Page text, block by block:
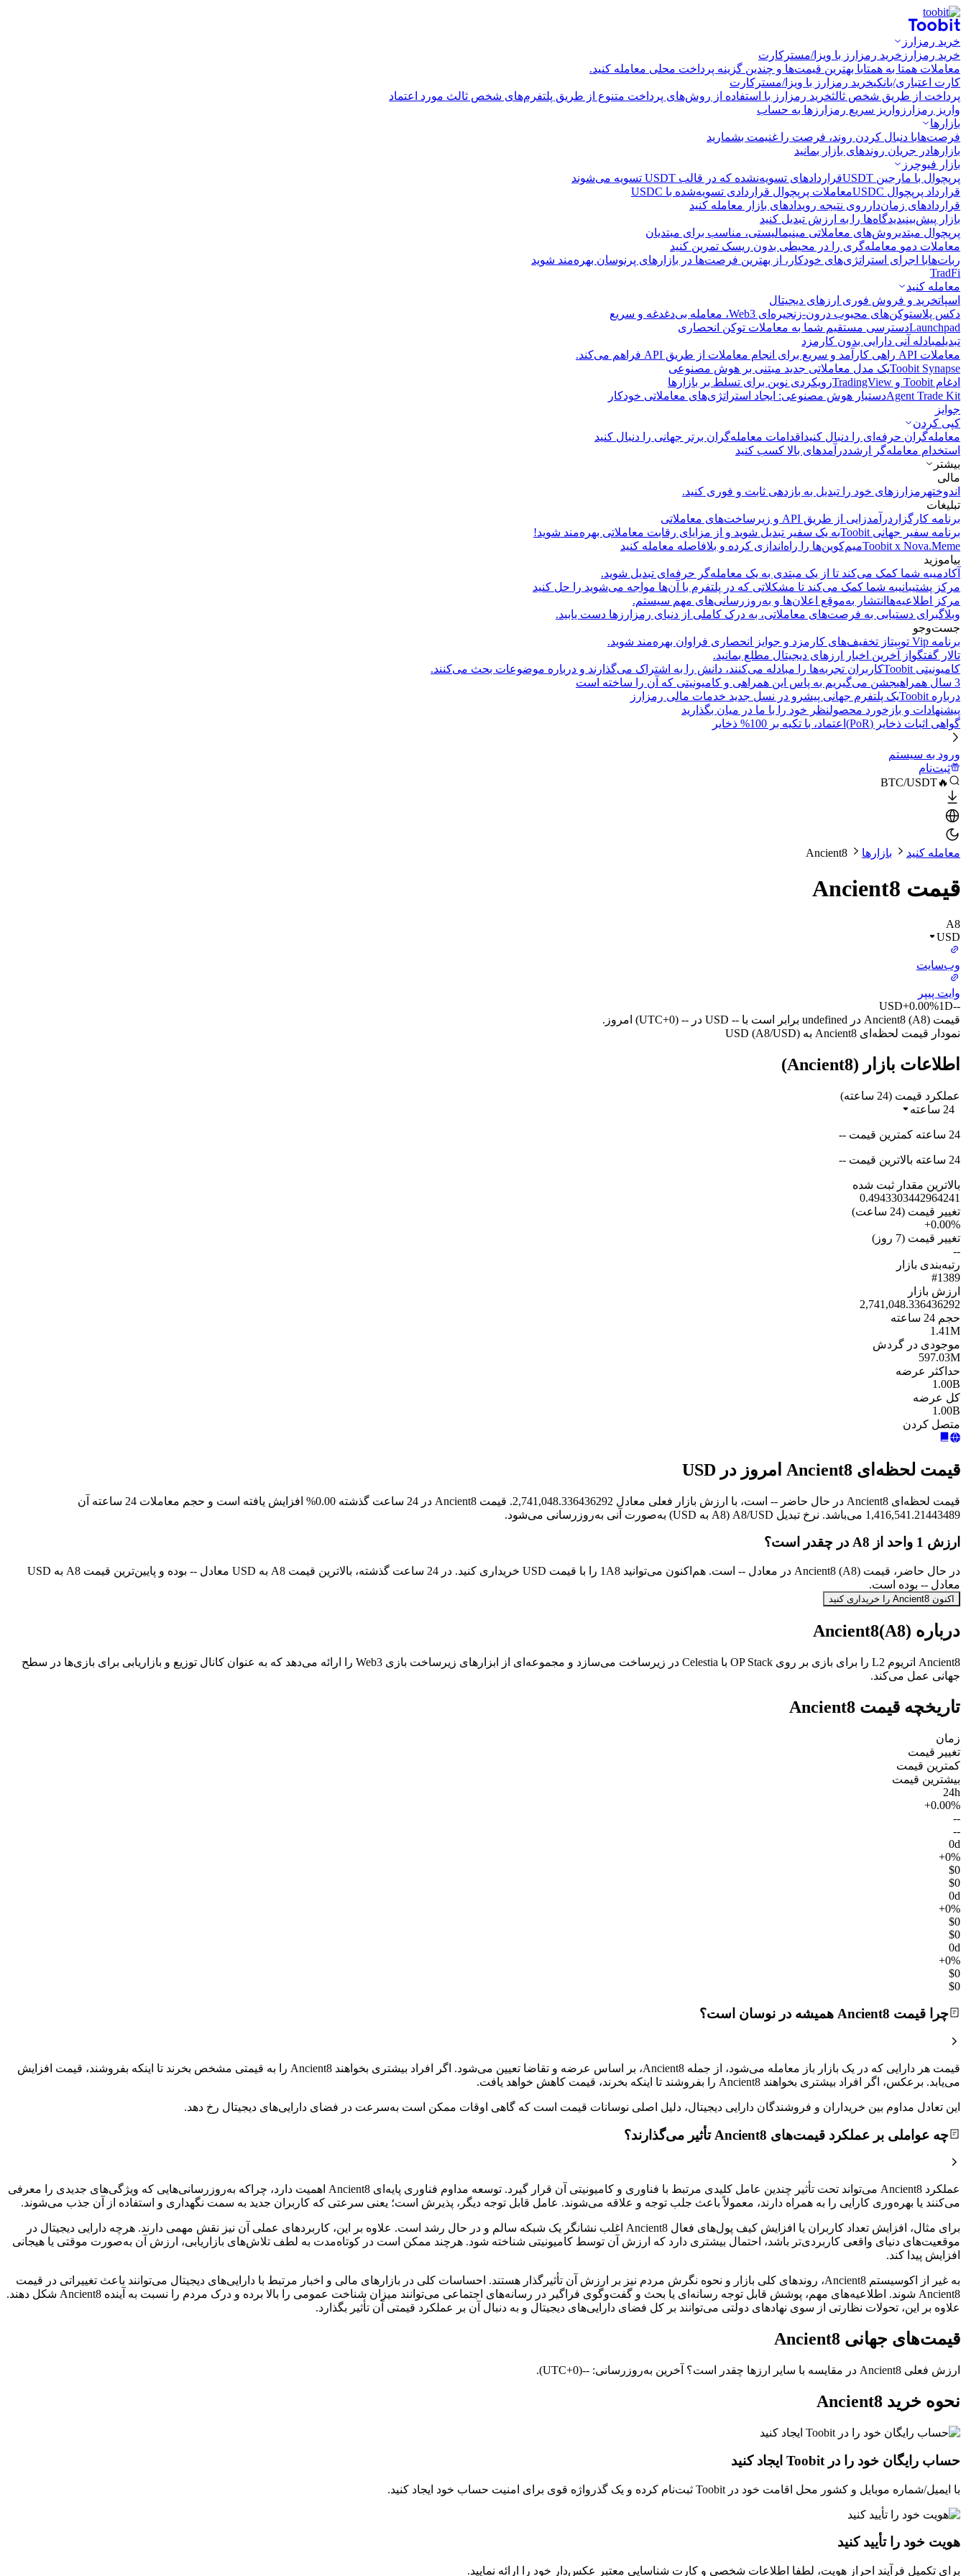
خرید رمزارز
خرید رمزارز خرید رمزارز با ویزا/مسترکارت
معاملات همتا به همتابا بهترین قیمت‌ها و چندین گزینه پرداخت محلی معامله کنید.
کارت اعتباری/بانکیخرید رمزارز با ویزا/مسترکارت
پرداخت از طریق شخص ثالثخرید رمزارز با استفاده از روش‌های پرداخت متنوع از طریق پلتفرم‌های شخص ثالث مورد اعتماد
واریز رمزارز واریز سریع رمزارزها به حساب
بازارها
فرصت‌هابا دنبال کردن روند، فرصت را غنیمت بشمارید
بازارهادر جریان روندهای بازار بمانید
بازار فیوچرز
پرپچوال با مارجین USDT
قراردادهای تسویه‌نشده که در قالب USDT تسویه می‌شوند
قرارداد پرپچوال USDC
معاملات پرپچوال قراردادی تسویه‌شده با USDC
قراردادهای زمان‌دار روی نتیجه رویدادهای بازار معامله کنید
بازار پیش‌بینیدیدگاه‌ها را به ارزش تبدیل کنید
پرپچوال مبتدیروش‌های معاملاتی مینیمالیستی، مناسب برای مبتدیان
معاملات دمو معامله‌گری را در محیطی بدون ریسک تمرین کنید
ربات‌هابا اجرای استراتژی‌های خودکار، از بهترین فرصت‌ها در بازارهای پرنوسان بهره‌مند شوید
TradFi
معامله کنید
اسپاتخرید و فروش فوری ارزهای دیجیتال
دکس پلاستوکن‌های محبوب درون-زنجیره‌ای Web3، معامله بی‌دغدغه و سریع
Launchpadدسترسی مستقیم شما به معاملات توکن انحصاری
تبدیلمبادله آنی دارایی بدون کارمزد
معاملات API
راهی کارآمد و سریع برای انجام معاملات از طریق API فراهم می‌کند.
Toobit Synapseیک مدل معاملاتی جدید مبتنی بر هوش مصنوعی
ادغام Toobit و TradingView
رویکردی نوین برای تسلط بر بازارها
Agent Trade Kitدستیار هوش مصنوعی: ایجاد استراتژی‌های معاملاتی خودکار
جوایز
کپی‌ کردن
معامله‌گران حرفه‌ای را دنبال کنید اقدامات معامله‌گران برتر جهانی را دنبال کنید
استخدام معامله‌گر ارشددرآمد‌های بالا کسب کنید
بیشتر
مالی
اندوختهرمزارزهای خود را تبدیل به بازدهی ثابت و فوری کنید.
تبلیغات
برنامه کارگزار درآمدزایی از طریق API و زیرساخت‌های معاملاتی
برنامه سفیر جهانی Toobit
به یک سفیر تبدیل شوید و از مزایای رقابت معاملاتی بهره‌مند شوید!
Toobit x Nova.Memeمیم‌کوین‌ها را راه‌اندازی کرده و بلافاصله معامله کنید
بیاموزید
آکادمیبه شما کمک می‌کند تا از یک مبتدی به یک معامله‌گر حرفه‌ای تبدیل شوید.
مرکز پشتیبانیبه شما کمک می‌کند تا مشکلاتی که در پلتفرم با آن‌ها مواجه می‌شوید را حل کنید
مرکز اطلاعیه‌ها انتشار به‌موقع اعلان‌ها و به‌روزرسانی‌های مهم سیستم.
وبلاگبرای دستیابی به فرصت‌های معاملاتی، به درک کاملی از دنیای رمزارزها دست یابید.
جست‌وجو
برنامه Vip توبیت
از تخفیف‌های کارمزد و جوایز انحصاری فراوان بهره‌مند شوید.
تالار گفتگو از آخرین اخبار ارزهای دیجیتال مطلع بمانید.
کامیونیتی Toobit
کاربران تجربه‌ها را مبادله می‌کنند، دانش را به اشتراک می‌گذارند و درباره موضوعات بحث می‌کنند.
3 سال همراهی
جشن می‌گیریم به پاس این همراهی و کامیونیتی که آن را ساخته است
درباره Toobit
یک پلتفرم جهانی پیشرو در نسل جدید خدمات مالی رمزارز
پیشنهادات و بازخورد محصولنظر خود را با ما در میان بگذارید
گواهی اثبات ذخایر (PoR)
اعتماد، با تکیه بر 100% ذخایر
ورود به سیستم
ثبت‌نام
🔥BTC/USDT
معامله کنید بازارها Ancient8
قیمت Ancient8
A8
USD
وب‌سایت
وایت پیپر
--
USD+0.00%1D
قیمت Ancient8 (A8) در undefined برابر است با -- USD در -- (UTC+0) امروز.
نمودار قیمت لحظه‌ای Ancient8 به USD (A8/USD)
اطلاعات بازار (Ancient8)
عملکرد قیمت (24 ساعته)
24 ساعته
24 ساعته کمترین قیمت --
24 ساعته بالاترین قیمت --
بالاترین مقدار ثبت شده
0.4943303442964241
تغییر قیمت (24 ساعت)
+0.00%
تغییر قیمت (7 روز)
--
رتبه‌بندی بازار
#1389
ارزش بازار
2,741,048.336436292
حجم 24 ساعته
1.41M
موجودی در گردش
597.03M
حداکثر عرضه
1.00B
کل عرضه
1.00B
متصل کردن
قیمت لحظه‌ای Ancient8 امروز در USD
قیمت لحظه‌ای Ancient8 در حال حاضر -- است، با ارزش بازار فعلی معادل 2,741,048.336436292. قیمت Ancient8 در 24 ساعت گذشته 0.00% افزایش یافته است و حجم معاملات 24 ساعته آن
1,416,541.21443489 می‌باشد. نرخ تبدیل A8/USD (A8 به USD) به‌صورت آنی به‌روزرسانی می‌شود.
ارزش 1 واحد از A8 در چقدر است؟
در حال حاضر، قیمت Ancient8 (A8) در معادل -- است. هم‌اکنون می‌توانید 1A8 را با قیمت USD خریداری کنید. در 24 ساعت گذشته، بالاترین قیمت A8 به USD معادل -- بوده و پایین‌ترین قیمت A8 به USD
معادل -- بوده است.
اکنون Ancient8 را خریداری کنید
درباره Ancient8(A8)
Ancient8 اتریوم L2 را برای بازی بر روی OP Stack با Celestia در زیرساخت می‌سازد و مجموعه‌ای از ابزارهای زیرساخت بازی Web3 را ارائه می‌دهد که به عنوان کانال توزیع و بازاریابی برای بازی‌ها در سطح
جهانی عمل می‌کند.
تاریخچه قیمت Ancient8
زمان
تغییر قیمت
کمترین قیمت
بیشترین قیمت
24h
+0.00%
--
--
0d
+0%
$0
$0
0d
+0%
$0
$0
0d
+0%
$0
$0
چرا قیمت Ancient8 همیشه در نوسان است؟
قیمت هر دارایی که در یک بازار باز معامله می‌شود، از جمله Ancient8، بر اساس عرضه و تقاضا تعیین می‌شود. اگر افراد بیشتری بخواهند Ancient8 را به قیمتی مشخص بخرند تا اینکه بفروشند، قیمت افزایش
می‌یابد. برعکس، اگر افراد بیشتری بخواهند Ancient8 را بفروشند تا اینکه بخرند، قیمت کاهش خواهد یافت.
این تعادل مداوم بین خریداران و فروشندگان دارایی دیجیتال، دلیل اصلی نوسانات قیمت است که گاهی اوقات ممکن است به‌سرعت در فضای دارایی‌های دیجیتال رخ دهد.
چه عواملی بر عملکرد قیمت‌های Ancient8 تأثیر می‌گذارند؟
عملکرد Ancient8 می‌تواند تحت تأثیر چندین عامل کلیدی مرتبط با فناوری و کامیونیتی آن قرار گیرد. توسعه مداوم فناوری پایه‌ای Ancient8 اهمیت دارد، چراکه به‌روزرسانی‌هایی که ویژگی‌های جدیدی را معرفی
می‌کنند یا بهره‌وری کارایی را به همراه دارند، معمولاً باعث جلب توجه و علاقه‌ می‌شوند. عامل قابل توجه دیگر، پذیرش است؛ یعنی سرعتی که کاربران جدید به سمت نگهداری و استفاده از آن جذب می‌شوند.
برای مثال، افزایش تعداد کاربران یا افزایش کیف پول‌های فعال Ancient8 اغلب نشانگر یک شبکه سالم و در حال رشد است. علاوه بر این، کاربردهای عملی آن نیز نقش مهمی دارند. هرچه دارایی دیجیتال در
موقعیت‌های دنیای واقعی کاربردی‌تر باشد، احتمال بیشتری دارد که ارزش آن توسط کامیونیتی شناخته شود. هرچند ممکن است در کوتاه‌مدت به لطف تلاش‌های بازاریابی، ارزش آن به‌صورت موقتی یا هیجانی
افزایش پیدا کند.
به غیر از اکوسیستم Ancient8، روندهای کلی بازار و نحوه نگرش مردم نیز بر ارزش آن تأثیرگذار هستند. احساسات کلی در بازارهای مالی و اخبار مرتبط با دارایی‌های دیجیتال می‌توانند باعث تغییراتی در قیمت
Ancient8 شوند. اطلاعیه‌های مهم، پوشش قابل توجه رسانه‌ای یا بحث و گفت‌وگوی فراگیر در رسانه‌های اجتماعی می‌توانند میزان شناخت عمومی را بالا برده و درک مردم را نسبت به آینده Ancient8 شکل دهند.
علاوه بر این، تحولات نظارتی از سوی نهادهای دولتی می‌توانند بر کل فضای دارایی‌های دیجیتال و به‌ دنبال آن بر عملکرد قیمتی آن تأثیر بگذارد.
قیمت‌های جهانی Ancient8
ارزش فعلی Ancient8 در مقایسه با سایر ارزها چقدر است؟ آخرین به‌روزرسانی: --(UTC+0).
نحوه خرید Ancient8
حساب رایگان خود را در Toobit ایجاد کنید
با ایمیل/شماره موبایل و کشور محل اقامت خود در Toobit ثبت‌نام کرده و یک گذرواژه قوی برای امنیت حساب خود ایجاد کنید.
هویت خود را تأیید کنید
برای تکمیل فرآیند احراز هویت، لطفا اطلاعات شخصی و کارت شناسایی معتبر عکس‌دار خود را ارائه نمایید.